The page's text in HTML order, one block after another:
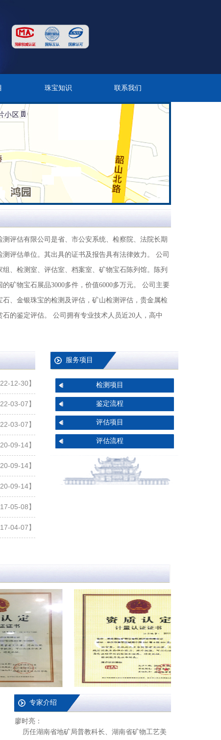
珠宝知识 联系我们
测评估有限公司是省、市公安系统、检察院、法院长期
评估单位。其出具的证书及报告具有法律效力。 公司
组、检测室、评估室、档案室、矿物宝石陈列馆。陈列
矿物宝石展品3000多件，价值6000多万元。 公司主要
石、金银珠宝的检测及评估，矿山检测评估，贵金属检
的鉴定评估。 公司拥有专业技术人员近20人，高中
22-12-30】
22-03-07】
22-03-07】
20-09-14】
20-09-14】
20-09-14】
17-05-08】
17-04-07】
服务项目
检测项目
鉴定流程
评估项目
评估流程
专家介绍
廖时亮：
历任湖南省地矿局普教科长、湖南省矿物工艺美